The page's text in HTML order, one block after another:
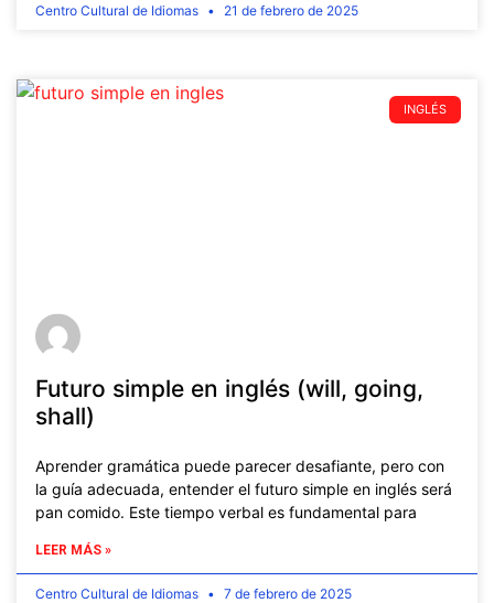
Centro Cultural de Idiomas 21 de febrero de 2025
INGLÉS
Futuro simple en inglés (will, going,
shall)
Aprender gramática puede parecer desafiante, pero con
la guía adecuada, entender el futuro simple en inglés será
pan comido. Este tiempo verbal es fundamental para
LEER MÁS »
Centro Cultural de Idiomas 7 de febrero de 2025